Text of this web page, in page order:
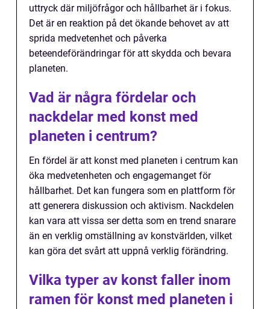
uttryck där miljöfrågor och hållbarhet är i fokus.
Det är en reaktion på det ökande behovet av att
sprida medvetenhet och påverka
beteendeförändringar för att skydda och bevara
planeten.
Vad är några fördelar och
nackdelar med konst med
planeten i centrum?
En fördel är att konst med planeten i centrum kan
öka medvetenheten och engagemanget för
hållbarhet. Det kan fungera som en plattform för
att generera diskussion och aktivism. Nackdelen
kan vara att vissa ser detta som en trend snarare
än en verklig omställning av konstvärlden, vilket
kan göra det svårt att uppnå verklig förändring.
Vilka typer av konst faller inom
ramen för konst med planeten i